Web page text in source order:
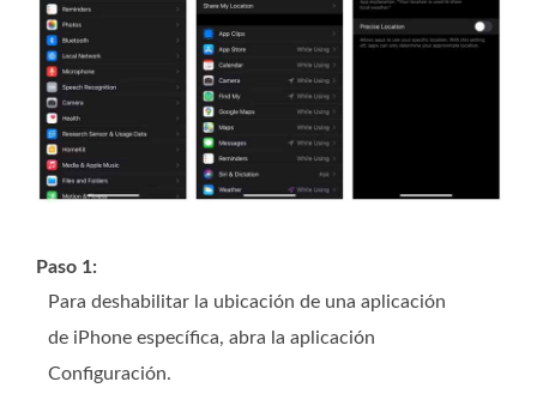
Paso 1:
Para deshabilitar la ubicación de una aplicación
de iPhone específica, abra la aplicación
Configuración.